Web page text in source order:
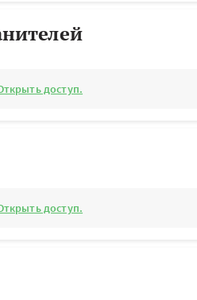
доступ.
доступ.